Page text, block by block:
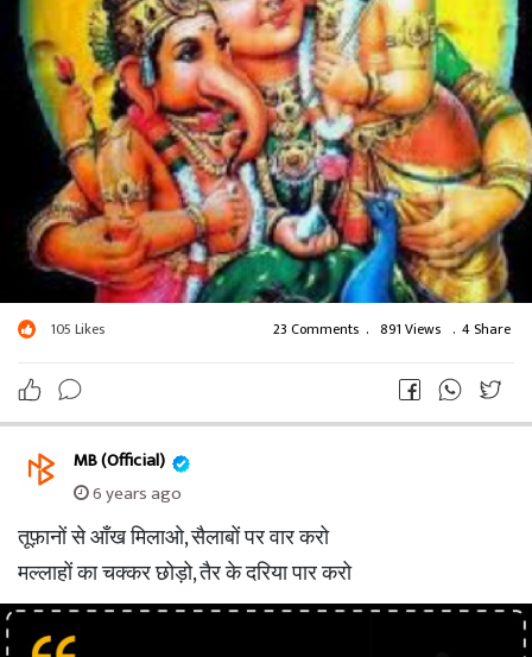
105 Likes 23 Comments . 891 Views . 4 Share
MB (Official)
6 years ago
तूफ़ानों से आँख मिलाओ, सैलाबों पर वार करो
मल्लाहों का चक्कर छोड़ो, तैर के दरिया पार करो